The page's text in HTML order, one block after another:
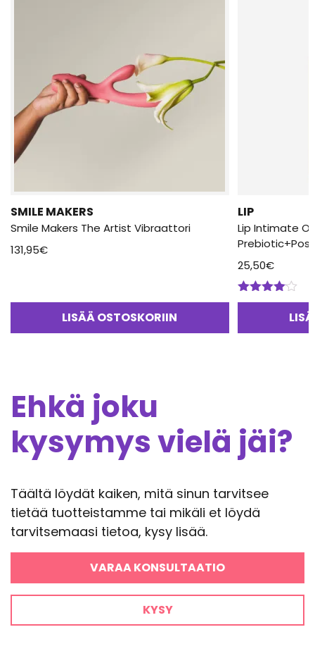
SMILE MAKERS
Smile Makers The Artist Vibraattori
131,95€
LISÄÄ OSTOSKORIIN
LIP
Lip Intimate
25,50€
Arvostelu
Ehkä joku
kysymys vielä jäi?
Täältä löydät kaiken, mitä sinun tarvitsee
tietää tuotteistamme tai mikäli et löydä
tarvitsemaasi tietoa, kysy lisää.
VARAA KONSULTAATIO
KYSY